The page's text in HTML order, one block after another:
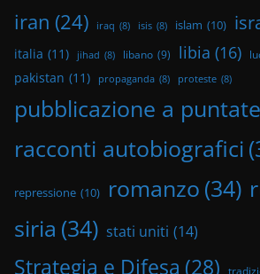
iran (24) iraq (8) isis (8) islam (10)
italia (11) jihad (8) libano (9) libia (16)
pakistan (11) propaganda (8) proteste (8)
pubblicazione a puntate
racconti autobiografici
repressione (10) romanzo (34)
siria (34) stati uniti (14)
Strategia e Difesa (28)